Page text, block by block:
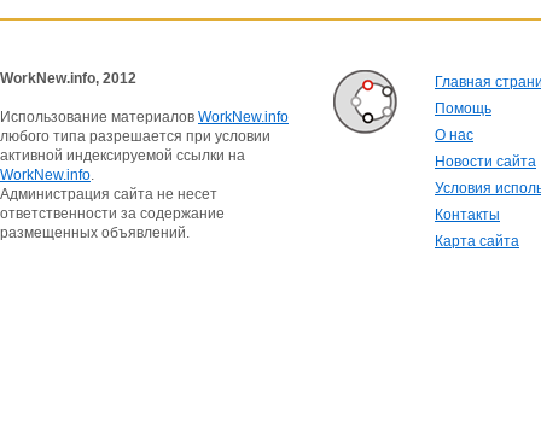
WorkNew.info, 2012
Использование материалов WorkNew.info
любого типа разрешается при условии
активной индексируемой ссылки на
WorkNew.info.
Администрация сайта не несет
ответственности за содержание
размещенных объявлений.
Главная
Помощь
О нас
Новости сайта
Условия
Контакты
Карта сайта